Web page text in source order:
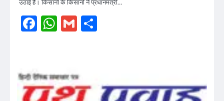
उठाई है। किसानों के किसानों ने प्रधानमंत्री…
Facebook
WhatsApp
Gmail